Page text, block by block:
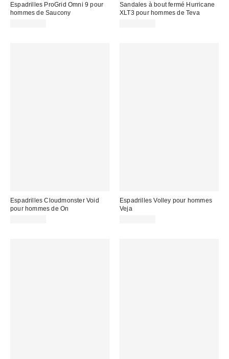
Espadrilles ProGrid Omni 9 pour
hommes de Saucony
Sandales à bout fermé Hurricane
XLT3 pour hommes de Teva
Espadrilles Cloudmonster Void
pour hommes de On
Espadrilles Volley pour hommes
Veja